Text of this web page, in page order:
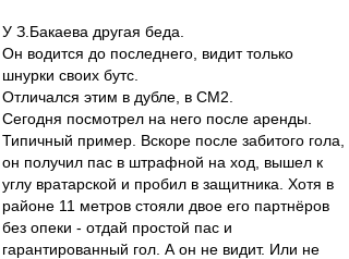
У З.Бакаева другая беда.
Он водится до последнего, видит только
шнурки своих бутс.
Отличался этим в дубле, в СМ2.
Сегодня посмотрел на него после аренды.
Типичный пример. Вскоре после забитого гола,
он получил пас в штрафной на ход, вышел к
углу вратарской и пробил в защитника. Хотя в
районе 11 метров стояли двое его партнёров
без опеки - отдай простой пас и
гарантированный гол. А он не видит. Или не